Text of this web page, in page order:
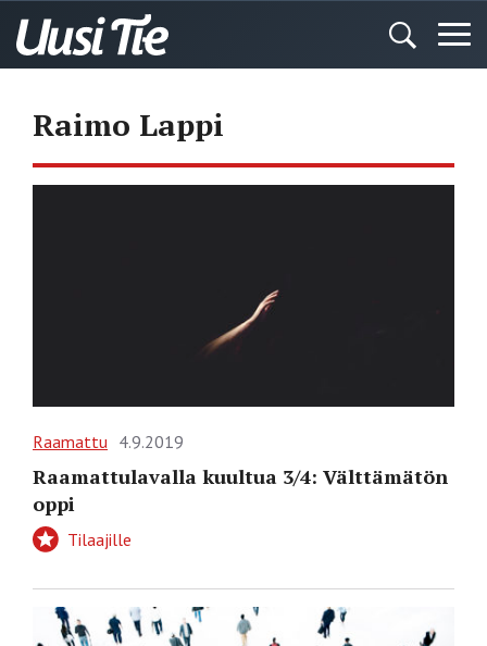
Raimo Lappi
Raamattu 4.9.2019
Raamattulavalla kuultua 3/4: Välttämätön
oppi
Tilaajille